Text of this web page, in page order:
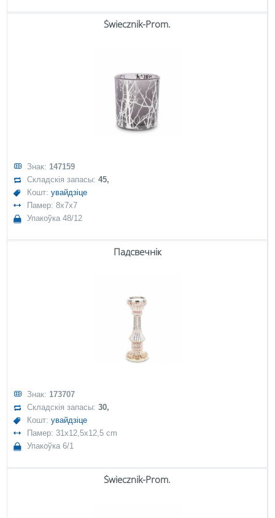
Świecznik-Prom.
Знак: 147159
Складскія запасы:45,
Кошт:увайдзіце
Памер: 8x7x7
Упакоўка 48/12
Падсвечнік
Знак: 173707
Складскія запасы:30,
Кошт:увайдзіце
Памер: 31x12,5x12,5 cm
Упакоўка 6/1
Świecznik-Prom.